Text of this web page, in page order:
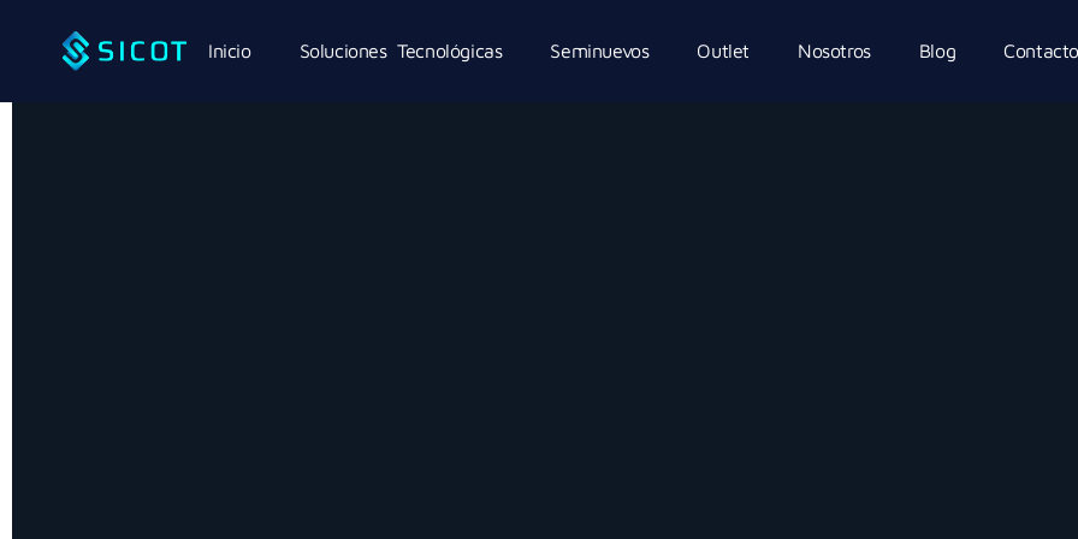
Inicio Soluciones Tecnológicas Seminuevos Outlet Nosotros Blog